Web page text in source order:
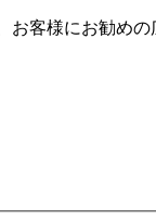
客様にお勧め